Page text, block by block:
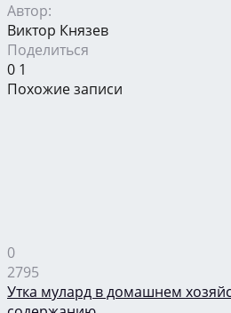
Автор:
Виктор Князев
Поделиться
0 1
Похожие записи
0
2795
Утка мулард в домашнем